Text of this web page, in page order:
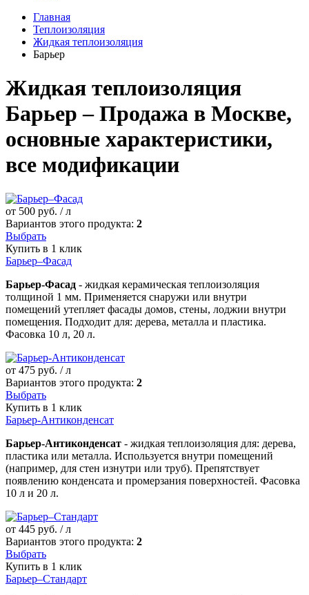
Главная
Теплоизоляция
Жидкая теплоизоляция
Барьер
Жидкая теплоизоляция
Барьер – Продажа в Москве,
основные характеристики,
все модификации
от 500 руб. / л
Вариантов этого продукта: 2
Выбрать
Купить в 1 клик
Барьер–Фасад
Барьер-Фасад - жидкая керамическая теплоизоляция
толщиной 1 мм. Применяется снаружи или внутри
помещений утепляет фасады домов, стены, лоджии внутри
помещения. Подходит для: дерева, металла и пластика.
Фасовка 10 л, 20 л.
от 475 руб. / л
Вариантов этого продукта: 2
Выбрать
Купить в 1 клик
Барьер-Антиконденсат
Барьер-Антиконденсат - жидкая теплоизоляция для: дерева,
пластика или металла. Используется внутри помещений
(например, для стен изнутри или труб). Препятствует
появлению конденсата и промерзания поверхностей. Фасовка
10 л и 20 л.
от 445 руб. / л
Вариантов этого продукта: 2
Выбрать
Купить в 1 клик
Барьер–Стандарт